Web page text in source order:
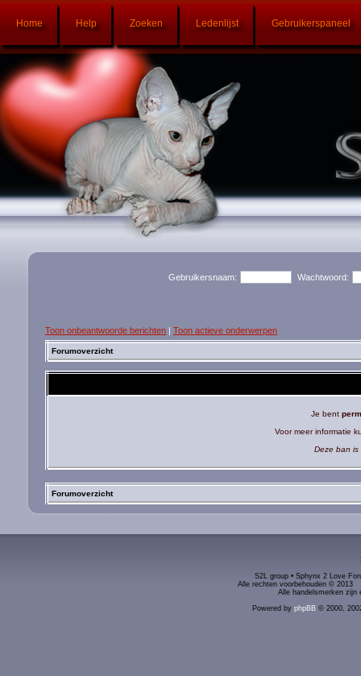
Home Help Zoeken Ledenlijst Gebruikerspaneel
Gebruikersnaam: Wachtwoord:
Toon onbeantwoorde berichten | Toon actieve onderwerpen
Forumoverzicht
Je bent
Voor meer informatie
Deze ban is
Forumoverzicht
S2L group • Sphynx 2 Love
Alle rechten voorbehouden ©
Alle handelsmerken zijn
Powered by phpBB© 2000,